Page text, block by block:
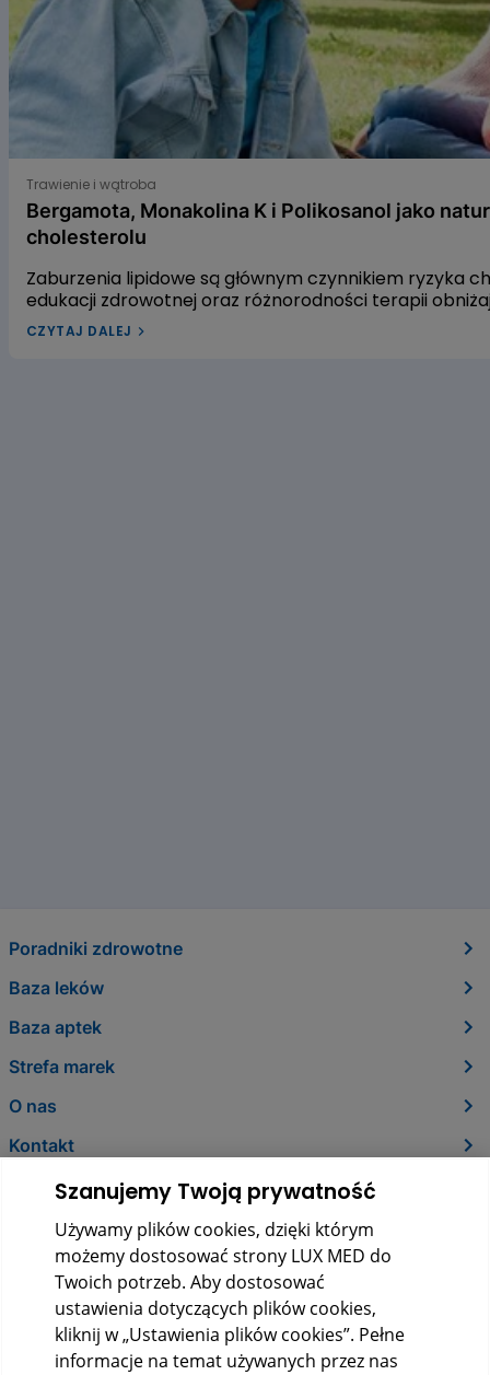
Trawienie i wątroba
Bergamota, Monakolina K i Polikosanol jako
cholesterolu
Zaburzenia lipidowe są głównym czynnikiem ryzyka
edukacji zdrowotnej oraz różnorodności terapii
leczenia dyslipidemii w Polsce pozostaje
dyslipidemią? W naszym artykule przyjrzymy się
CZYTAJ DALEJ
Poradniki zdrowotne
Baza leków
Baza aptek
Strefa marek
O nas
Kontakt
LUX MED Sp. z o.o.
Szanujemy Twoją prywatność
Używamy plików cookies, dzięki którym
możemy dostosować strony LUX MED do
Twoich potrzeb. Aby dostosować
ustawienia dotyczących plików cookies,
kliknij w „Ustawienia plików cookies”. Pełne
informacje na temat używanych przez nas